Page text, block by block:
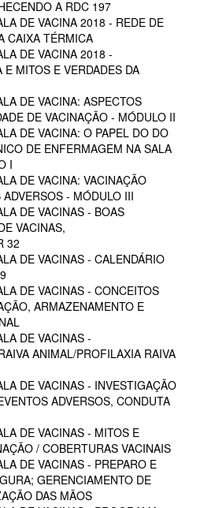
A RDC 197
DE VACINA 2018 - REDE DE
CAIXA TÉRMICA
DE VACINA 2018 -
MITOS E VERDADES DA
DE VACINA: ASPECTOS
DE VACINAÇÃO - MÓDULO II
DE VACINA: O PAPEL DO DO
DE ENFERMAGEM NA SALA
I
DE VACINA: VACINAÇÃO
- MÓDULO III
DE VACINAS - BOAS
VACINAS,
32
DE VACINAS - CALENDÁRIO
DE VACINAS - CONCEITOS
ARMAZENAMENTO E
DE VACINAS -
ANIMAL/PROFILAXIA RAIVA
DE VACINAS - INVESTIGAÇÃO
ADVERSOS, CONDUTA
DE VACINAS - MITOS E
/ COBERTURAS VACINAIS
DE VACINAS - PREPARO E
GERENCIAMENTO DE
DAS MÃOS